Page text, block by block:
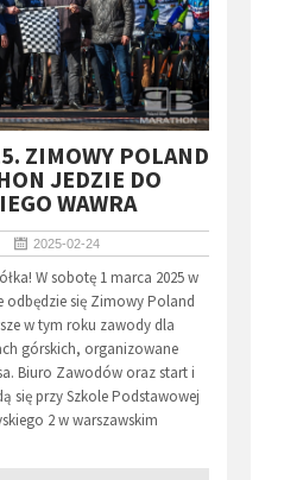
ZIMOWY POLAND
JEDZIE DO
WAWRA
2025-02-24
W sobotę 1 marca 2025 w
odbędzie się Zimowy Poland
w tym roku zawody dla
górskich, organizowane
Biuro Zawodów oraz start i
się przy Szkole Podstawowej
2 w warszawskim